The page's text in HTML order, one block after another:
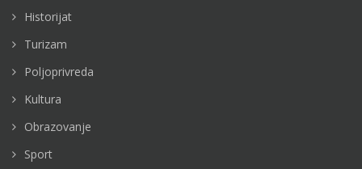
Historijat
Turizam
Poljoprivreda
Kultura
Obrazovanje
Sport